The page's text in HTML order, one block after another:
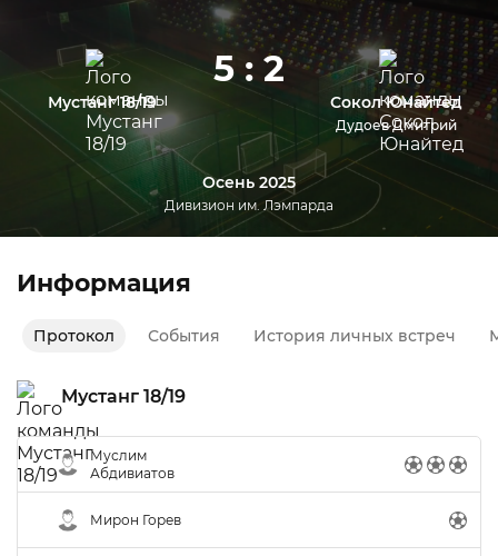
Мустанг 18/19
5 : 2
Сокол Юнайтед
Дудоев Дмитрий
Осень 2025
Дивизион им. Лэмпарда
Информация
Протокол События История личных встреч
Мустанг 18/19
Муслим
Абдивиатов
Мирон Горев